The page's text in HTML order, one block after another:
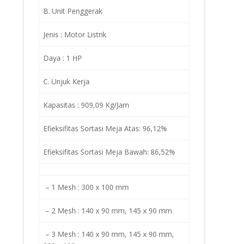
B. Unit Penggerak
Jenis : Motor Listrik
Daya : 1 HP
C. Unjuk Kerja
Kapasitas : 909,09 Kg/Jam
Efieksifitas Sortasi Meja Atas: 96,12%
Efieksifitas Sortasi Meja Bawah: 86,52%
– 1 Mesh : 300 x 100 mm
– 2 Mesh : 140 x 90 mm, 145 x 90 mm
– 3 Mesh : 140 x 90 mm, 145 x 90 mm,